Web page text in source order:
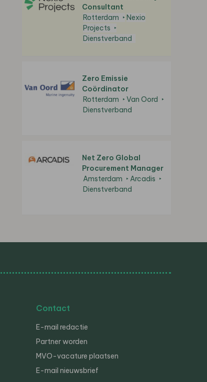
Consultant
Rotterdam
Nexio
Projects
Dienstverband
Zero Emissie
Coördinator
Rotterdam
Van Oord
Dienstverband
Net Zero Global
Procurement Manager
Amsterdam
Arcadis
Dienstverband
Contact
E-mail redactie
Partner worden
MVO-vacature plaatsen
E-mail nieuwsbrief